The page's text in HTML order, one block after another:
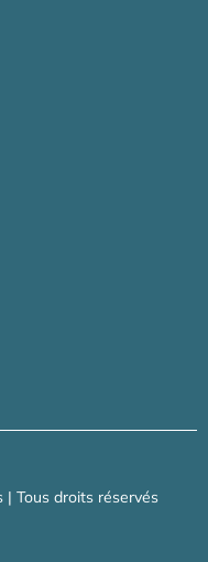
Tous droits réservés